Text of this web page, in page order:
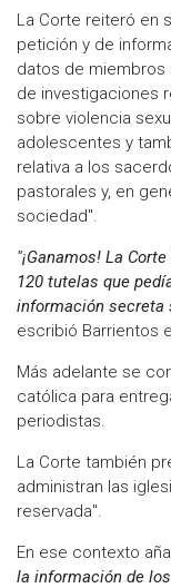
La Corte reiteró en
petición y de
datos de miembros
de investigaciones
sobre violencia
adolescentes y
relativa a los
pastorales y, en
sociedad".
"¡Ganamos! La
120 tutelas que
información secreta
escribió Barrientos
Más adelante se
católica para
periodistas.
La Corte también
administran las
reservada".
En ese contexto
la información de